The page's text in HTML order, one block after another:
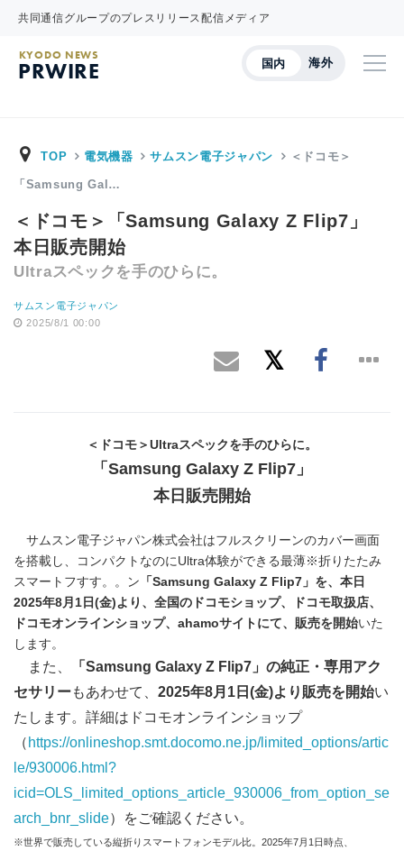
共同通信グループのプレスリリース配信メディア
国内 海外
KYODO NEWS
PRWIRE
TOP 電気機器 サムスン電子ジャパン ＜ドコモ＞
「Samsung Gal…
＜ドコモ＞「Samsung Galaxy Z Flip7」
本日販売開始
Ultraスペックを手のひらに。
サムスン電子ジャパン
2025/8/1 00:00
＜ドコモ＞ Ultraスペックを手のひらに。
「 Samsung Galaxy Z Flip7 」
本日販売開始
サムスン電子ジャパン株式会社はフルスクリーンのカバー画面
を搭載し、コンパクトなのにUltra体験ができる最薄※折りたたみ
スマートフすす。。ン 「 Samsung Galaxy Z Flip7 」を、本日
2025年8月 1 日 (金)より、 全国のドコモショップ、ドコモ取扱店、
ドコモオンラインショップ、 ahamoサイト にて、販売を開始いた
します。
また、 「 Samsung Galaxy Z Flip7 」の純正・専用アク
セサリーもあわせて、 2025年8月 1 日 (金)より販売を開始い
たします。詳細はドコモオンラインショップ
（ https://onlineshop.smt.docomo.ne.jp/limited_options/artic
le/930006.html?
icid=OLS_limited_options_article_930006_from_option_se
arch_bnr_slide）をご確認ください。
※世界で販売している縦折りスマートフォンモデル比。2025年7月1日時点、